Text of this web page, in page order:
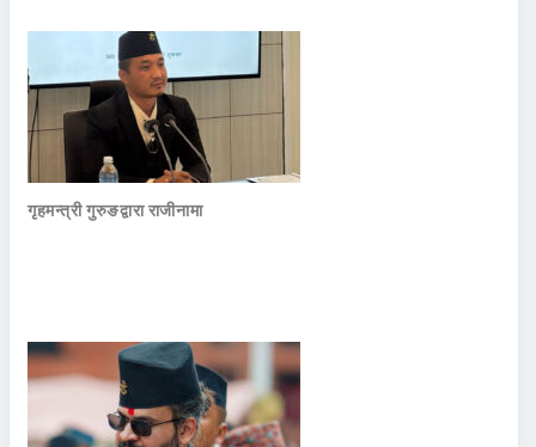
गृहमन्त्री गुरुङद्वारा राजीनामा